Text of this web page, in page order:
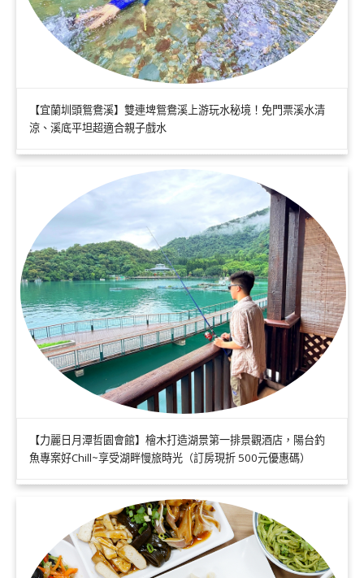
【宜蘭圳頭鴛鴦溪】雙連埤鴛鴦溪上游玩水秘境！免門票溪水清
涼、溪底平坦超適合親子戲水
【力麗日月潭哲園會館】檜木打造湖景第一排景觀酒店，陽台釣
魚專案好Chill~享受湖畔慢旅時光（訂房現折 500元優惠碼）